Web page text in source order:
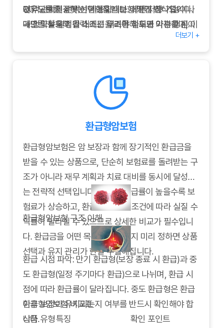
Q3.담보를 잘못 선택했을 때는 어떻게 하나요?
→ 청약철회 기간 내에는 무조건 철회가 가능하며, 이
Q4.상담 지원이 부족할 때는?
에게 유료 컨설팅을 받아 부족한 부분을 보완할 수 있
면 객관적인 선택이 가능합니다. 화면 저장 기능이나
메모를 활용해 입력 조건을 기록해 두면 이후 갱신이
나 담보 변경 시 빠르게 참고할 수 있습니다. 뉴스레터
나 알림 서비스를 설정해 두면 한정 특약이나 할인 프
현황·청구 진행 상황을 주기적으로 확인하면 스스로
관리하는 암보험 체계를 갖추는 데 도움이 됩니다.
자유도를 제공하는 현대적인 보험 가입 방식입니다.
다만 모든 결정을 스스로 내려야 하므로 약관을 꼼꼼
히 읽고 보장 범위를 정확히 이해한 후 가입하시기 바
랍니다. 암보험다이렉트를 통해 합리적인 비용으로
더보기 +
환급형암보험
환급형암보험은 암 보장과 함께 장기적인 환급금을
받을 수 있는 상품으로, 단순히 보험료를 돌려받는 구
조가 아니라 재무 계획과 치료 대비를 동시에 달성하
는 전략적 선택입니다. 그러나 환급률이 높을수록 보
험료가 상승하고, 환급 시점이나 조건에 따라 실질 수
익률이 달라질 수 있으므로 상세한 비교가 필수입니
다. 환급금을 어떤 목적에 사용할지 미리 정하면 상품
선택과 유지 관리가 한결 수월해집니다.
환급형암보험 구조 이해
환급 시점 파악: 만기 환급형(보장 종료 시 환급)과 중
도 환급형(일정 주기마다 환급)으로 나뉘며, 환급 시
점에 따라 환급률이 달라집니다. 중도 환급형은 환급
이후 보장이 유지되는지 여부를 반드시 확인해야 합
니다.
환급형암보험 비교표
상품 유형특징
확인 포인트